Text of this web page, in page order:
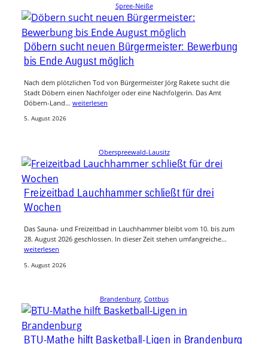
Spree-Neiße
Döbern sucht neuen Bürgermeister: Bewerbung
bis Ende August möglich
Nach dem plötzlichen Tod von Bürgermeister Jörg Rakete sucht die
Stadt Döbern einen Nachfolger oder eine Nachfolgerin. Das Amt
Döbern-Land… weiterlesen
5. August 2026
Oberspreewald-Lausitz
Freizeitbad Lauchhammer schließt für drei
Wochen
Das Sauna- und Freizeitbad in Lauchhammer bleibt vom 10. bis zum
28. August 2026 geschlossen. In dieser Zeit stehen umfangreiche…
weiterlesen
5. August 2026
Brandenburg, Cottbus
BTU-Mathe hilft Basketball-Ligen in Brandenburg